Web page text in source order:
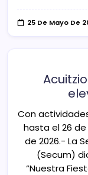
25 De Mayo De
Con
hasta el 26 de
de 2026.- La
(Secum)
“Nuestra